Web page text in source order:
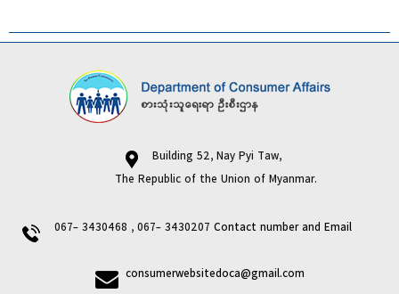
Building 52, Nay Pyi Taw,
The Republic of the Union of Myanmar.
067- 3430468 , 067- 3430207 Contact number and Email
consumerwebsitedoca@gmail.com